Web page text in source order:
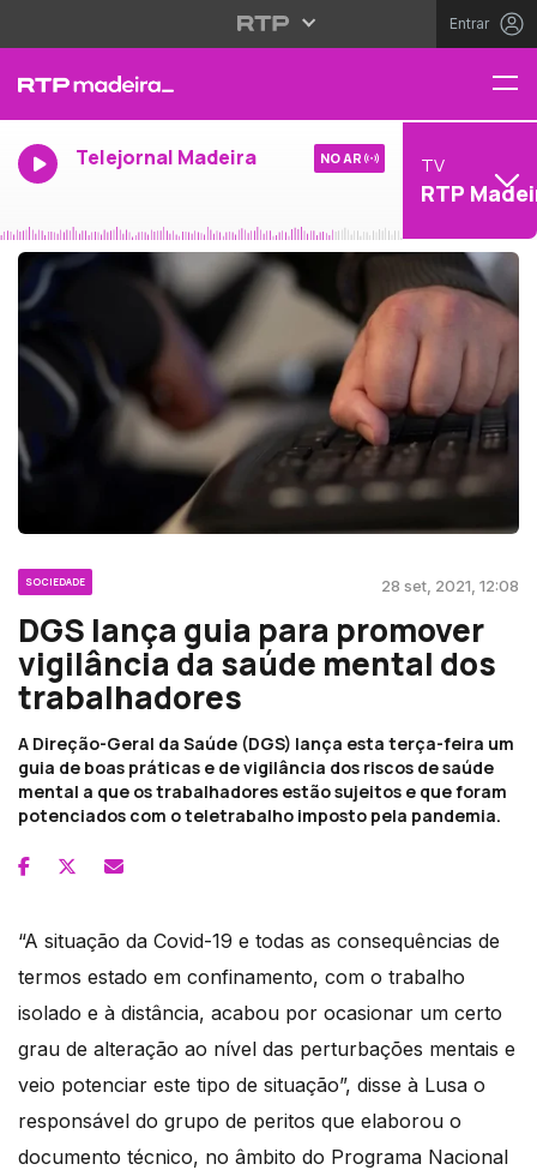
Entrar
Telejornal Madeira NO AR TV
RTP
SOCIEDADE 28 set, 2021, 12:08
DGS lança guia para promover
vigilância da saúde mental dos
trabalhadores
A Direção-Geral da Saúde (DGS) lança esta terça-feira um
guia de boas práticas e de vigilância dos riscos de saúde
mental a que os trabalhadores estão sujeitos e que foram
potenciados com o teletrabalho imposto pela pandemia.
“A situação da Covid-19 e todas as consequências de
termos estado em confinamento, com o trabalho
isolado e à distância, acabou por ocasionar um certo
grau de alteração ao nível das perturbações mentais e
veio potenciar este tipo de situação”, disse à Lusa o
responsável do grupo de peritos que elaborou o
documento técnico, no âmbito do Programa Nacional